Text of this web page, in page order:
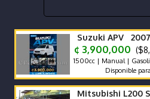
Suzuki APV 2007
¢ 3,900,000
1500cc | Manual |
Disponible para
Mitsubishi L200